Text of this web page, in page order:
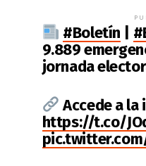
#Boletín
9.889
jornada
Accede a la
https://t.co/